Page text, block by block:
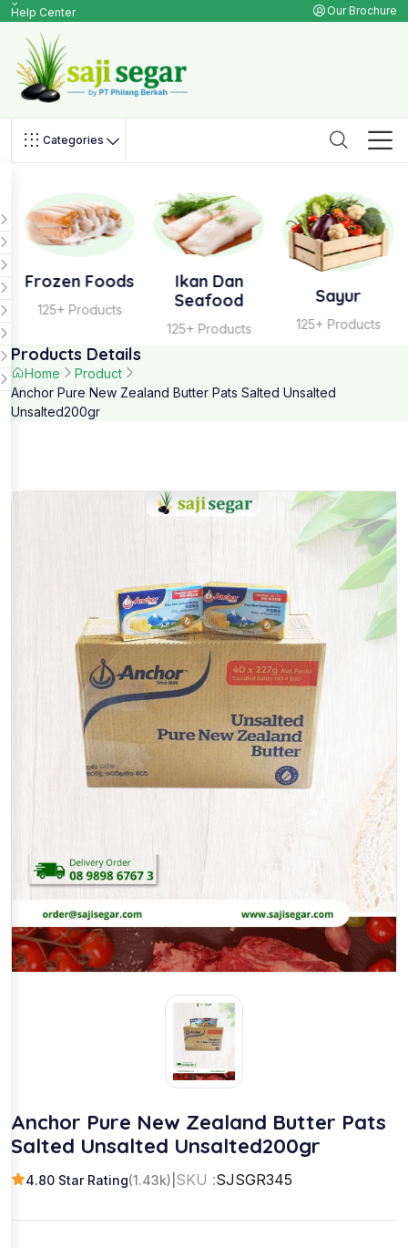
Help Center Our Brochure
Categories
Frozen Foods
125+ Products
Ikan Dan
Seafood
125+ Products
Sayur
125+ Products
Products Details
Home
Product
Anchor Pure New Zealand Butter Pats Salted Unsalted
Unsalted200gr
Anchor Pure New Zealand Butter Pats
Salted Unsalted Unsalted200gr
4.80 Star Rating(1.43k) SKU :SJSGR345